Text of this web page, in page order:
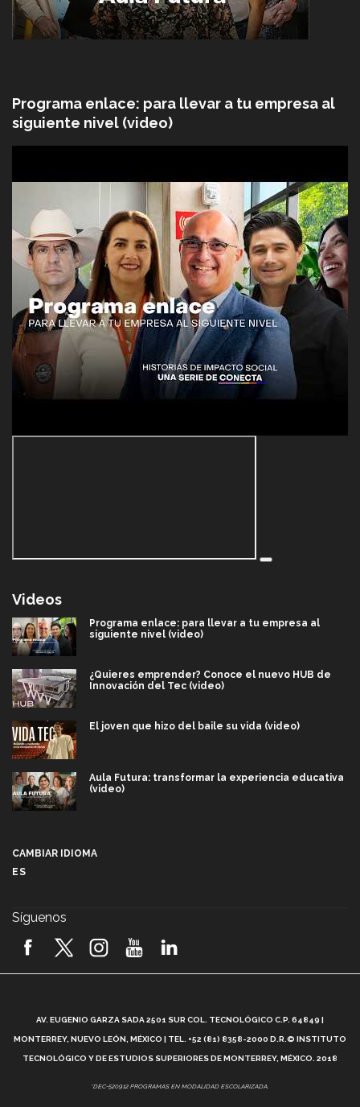
Programa enlace: para llevar a tu empresa al
siguiente nivel (video)
Videos
Programa enlace: para llevar a tu empresa al
siguiente nivel (video)
¿Quieres emprender? Conoce el nuevo HUB de
Innovación del Tec (video)
El joven que hizo del baile su vida (video)
Aula Futura: transformar la experiencia educativa
(video)
2026! (video)
¿Cómo es el Modelo Educativo Tec? (video)
Vida Tec: Feminismo e Inteligencia Artificial, Paola
CAMBIAR IDIOMA
ES
Síguenos
AV. EUGENIO GARZA SADA 2501 SUR COL. TECNOLÓGICO C.P. 64849 |
MONTERREY, NUEVO LEÓN, MÉXICO | TEL. +52 (81) 8358-2000 D.R.© INSTITUTO
TECNOLÓGICO Y DE ESTUDIOS SUPERIORES DE MONTERREY, MÉXICO. 2018
*DEC-520912 PROGRAMAS EN MODALIDAD ESCOLARIZADA.